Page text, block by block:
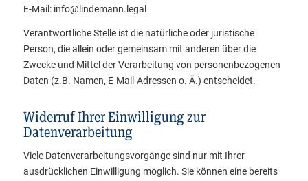
E-Mail: info@lindemann.legal
Verantwortliche Stelle ist die natürliche oder juristische
Person, die allein oder gemeinsam mit anderen über die
Zwecke und Mittel der Verarbeitung von personenbezogenen
Daten (z.B. Namen, E-Mail-Adressen o. Ä.) entscheidet.
Widerruf Ihrer Einwilligung zur
Datenverarbeitung
Viele Datenverarbeitungsvorgänge sind nur mit Ihrer
ausdrücklichen Einwilligung möglich. Sie können eine bereits